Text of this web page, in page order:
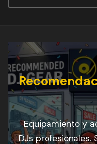
Equipamiento y
DJs profesionales.